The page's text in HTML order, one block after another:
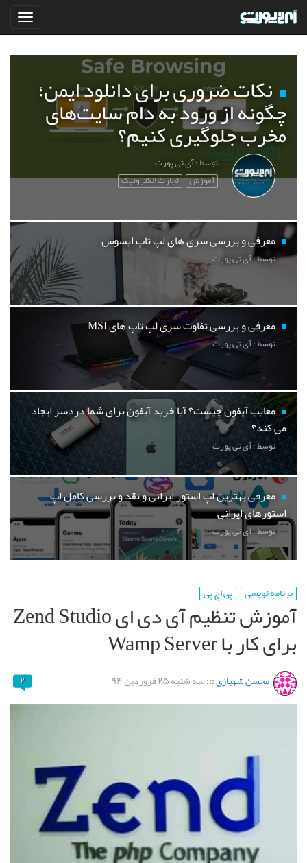
نکات ضروری برای دانلود ایمن؛
چگونه از ورود به دام سایت‌های
مخرب جلوگیری کنیم؟
توسط : آی تی پورت
آموزش تجارت الکترونیک
معرفی و بررسی سری های لپ تاپ ایسوس
توسط : آی تی پورت
معرفی و بررسی تفاوت سری لپ تاپ های MSI
توسط : آی تی پورت
معایب آیفون چیست؟ آیا خرید آیفون برای شما دردسر ایجاد
می کند؟
توسط : آی تی پورت
معرفی بهترین اپ استور ایرانی و نقد و بررسی کامل اپ
استورهای ایرانی
توسط : آی تی پورت
برنامه نویسی پی اچ پی
آموزش تنظیم آی دی ای Zend Studio
برای کار با Wamp Server
محسن شهبازی:::سه شنبه ۲۵ فروردین ۹۴ ۲